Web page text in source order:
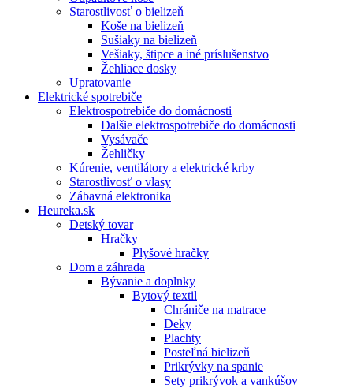
Starostlivosť o bielizeň
Koše na bielizeň
Sušiaky na bielizeň
Vešiaky, štipce a iné príslušenstvo
Žehliace dosky
Upratovanie
Elektrické spotrebiče
Elektrospotrebiče do domácnosti
Dalšie elektrospotrebiče do domácnosti
Vysávače
Žehličky
Kúrenie, ventilátory a elektrické krby
Starostlivosť o vlasy
Zábavná elektronika
Heureka.sk
Detský tovar
Hračky
Plyšové hračky
Dom a záhrada
Bývanie a doplnky
Bytový textil
Chrániče na matrace
Deky
Plachty
Posteľná bielizeň
Prikrývky na spanie
Sety prikrývok a vankúšov